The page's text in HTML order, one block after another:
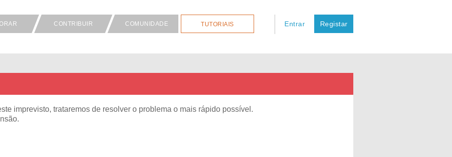
CONTRIBUIR COMUNIDADE TUTORIAIS Entrar Registar
imprevisto, trataremos de resolver o problema o mais rápido possível.